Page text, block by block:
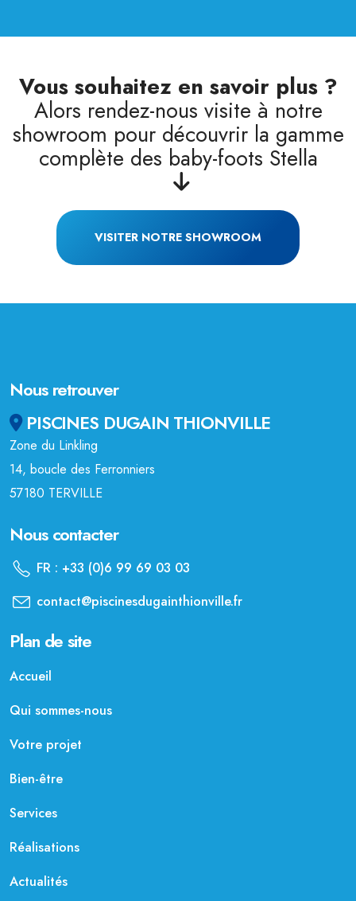
Vous souhaitez en savoir plus ?
Alors rendez-nous visite à notre
showroom pour découvrir la gamme
complète des baby-foots Stella
VISITER NOTRE SHOWROOM
Nous retrouver
PISCINES DUGAIN THIONVILLE
Zone du Linkling
14, boucle des Ferronniers
57180 TERVILLE
Nous contacter
FR : +33 (0)6 99 69 03 03
contact@piscinesdugainthionville.fr
Plan de site
Accueil
Qui sommes-nous
Votre projet
Bien-être
Services
Réalisations
Actualités